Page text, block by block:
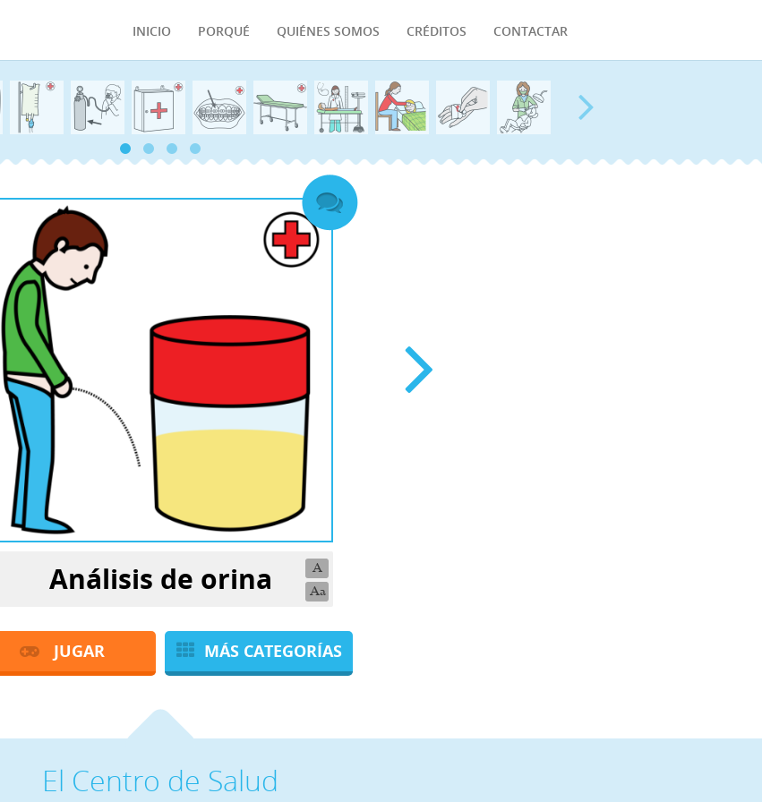
INICIO PORQUÉ QUIÉNES SOMOS CRÉDITOS CONTACTAR
A
Aa
Análisis de orina
JUGAR MÁS CATEGORÍAS
El Centro de Salud